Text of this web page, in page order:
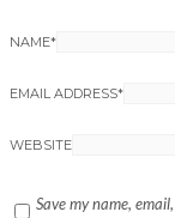
NAME*
EMAIL ADDRESS*
WEBSITE
Save my name,